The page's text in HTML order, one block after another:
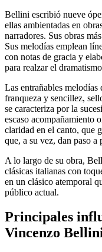
Bellini escribió nueve
ellas ambientadas en
narradores. Sus obras
Sus melodías emplean
con notas de gracia y
para realzar el
Las entrañables
franqueza y sencillez,
se caracteriza por la
escaso acompañamiento
claridad en el canto, que
que, a su vez, dan paso a
A lo largo de su obra,
clásicas italianas con
en un clásico atemporal
público actual.
Principales
Vincenzo